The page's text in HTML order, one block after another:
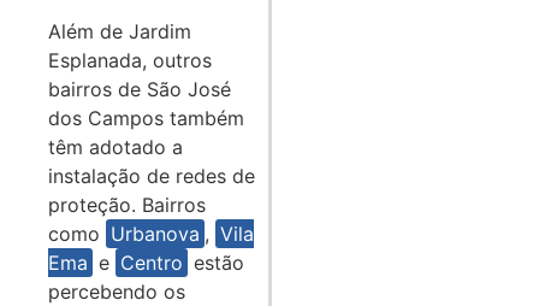
Além de Jardim
Esplanada, outros
bairros de São José
dos Campos também
têm adotado a
instalação de redes de
proteção. Bairros
como Urbanova , Vila
Ema e Centro estão
percebendo os